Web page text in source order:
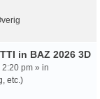
in BAZ 2026 3D
pm » in
etc.)